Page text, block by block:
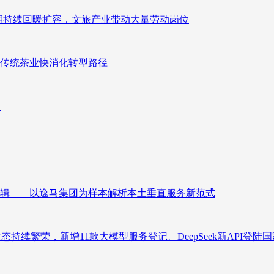
续回暖扩容，文旅产业带动大量劳动岗位
统茶业快消化转型路径
——以逸马集团为样本解析本土垂直服务新范式
续繁荣，新增11款大模型服务登记、DeepSeek新API登陆